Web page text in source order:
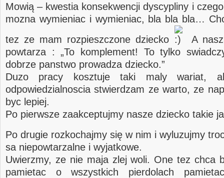
Mowią – kwestia konsekwencji dyscypliny i
mozna wymieniac i wymieniac, bla bla bla…
tez ze mam rozpieszczone dziecko
A
powtarza : „To komplement! To tylko
dobrze panstwo prowadza dziecko.”
Duzo pracy kosztuje taki maly wariat,
odpowiedzialnoscia stwierdzam ze warto, ze
byc lepiej.
Po pierwsze zaakceptujmy nasze dziecko takie
Po drugie rozkochajmy się w nim i wyluzujmy
sa niepowtarzalne i wyjatkowe.
Uwierzmy, ze nie maja zlej woli. One tez chca
pamietac o wszystkich pierdolach